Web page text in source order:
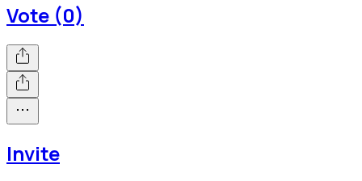
Vote (0)
Invite